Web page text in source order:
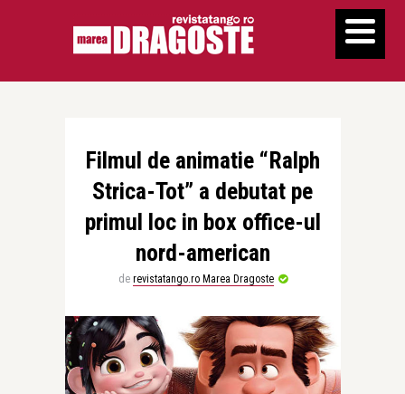
Filmul de animatie “Ralph
Strica-Tot” a debutat pe
primul loc in box office-ul
nord-american
de revistatango.ro Marea Dragoste